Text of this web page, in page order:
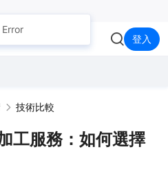
登入
技術比較
工服務：如何選擇